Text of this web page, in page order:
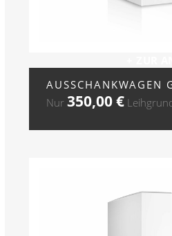
AUSSCHANKWAGEN
Nur350,00€